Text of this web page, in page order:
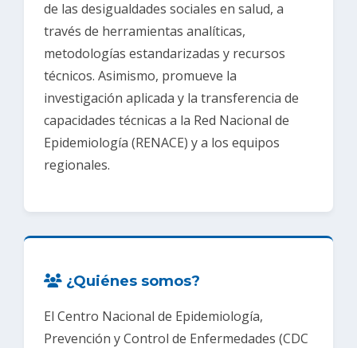
de las desigualdades sociales en salud, a
través de herramientas analíticas,
metodologías estandarizadas y recursos
técnicos. Asimismo, promueve la
investigación aplicada y la transferencia de
capacidades técnicas a la Red Nacional de
Epidemiología (RENACE) y a los equipos
regionales.
¿Quiénes somos?
El Centro Nacional de Epidemiología,
Prevención y Control de Enfermedades (CDC